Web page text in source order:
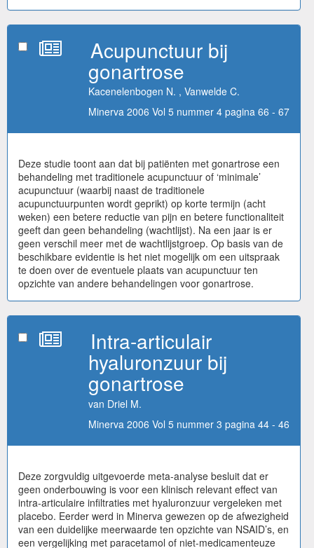
Acupunctuur bij
gonartrose
Kacenelenbogen N. , Vanwelde C.
Minerva 2006 Vol 5 nummer 4 pagina 66 - 67
Deze studie toont aan dat bij patiënten met gonartrose een
behandeling met traditionele acupunctuur of ‘minimale’
acupunctuur (waarbij naast de traditionele
acupunctuurpunten wordt geprikt) op korte termijn (acht
weken) een betere reductie van pijn en betere functionaliteit
geeft dan geen behandeling (wachtlijst). Na een jaar is er
geen verschil meer met de wachtlijstgroep. Op basis van de
beschikbare evidentie is het niet mogelijk om een uitspraak
te doen over de eventuele plaats van acupunctuur ten
opzichte van andere behandelingen voor gonartrose.
Intra-articulair
hyaluronzuur bij
gonartrose
van Driel M.
Minerva 2006 Vol 5 nummer 3 pagina 44 - 46
Deze zorgvuldig uitgevoerde meta-analyse besluit dat er
geen onderbouwing is voor een klinisch relevant effect van
intra-articulaire infiltraties met hyaluronzuur vergeleken met
placebo. Eerder werd in Minerva gewezen op de afwezigheid
van een duidelijke meerwaarde ten opzichte van NSAID’s, en
een vergelijking met paracetamol of niet-medicamenteuze